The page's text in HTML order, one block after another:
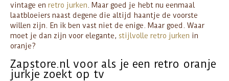
vintage en retro jurken . Maar goed je hebt nu eenmaal
laatbloeiers naast degene die altijd haantje de voorste
willen zijn. En ik ben vast niet de enige. Maar goed. Waar
moet je dan zijn voor elegante, stijlvolle retro jurken in
oranje?
Zapstore.nl voor als je een retro oranje
jurkje zoekt op tv